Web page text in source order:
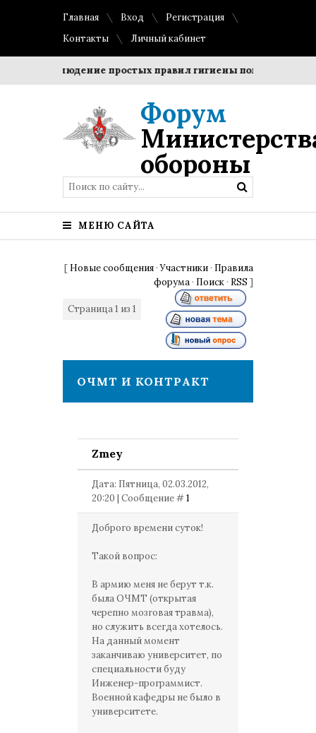
Главная Вход
Регистрация
Контакты
Личный кабинет
Соблюдение простых правил гигиены помогает
Форум
обороны
МЕНЮ САЙТА
[ Новые сообщения ·Участники · Правила
форума · Поиск · RSS ]
Страница1 из 1
ОЧМТ И КОНТРАКТ
Zmey
Дата: Пятница, 02.03.2012,
20:20 | Сообщение #1
Доброго времени суток!
Такой вопрос:
В армию меня не берут т.к.
была ОЧМТ (открытая
черепно мозговая травма),
но служить всегда хотелось.
На данный момент
заканчиваю университет, по
специальности буду
Инженер-программист.
Военной кафедры не было в
университете.